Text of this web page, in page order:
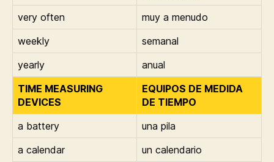
very often
muy a menudo
weekly
semanal
yearly
anual
TIME MEASURING
DEVICES
EQUIPOS DE MEDIDA
DE TIEMPO
a battery
una pila
a calendar
un calendario